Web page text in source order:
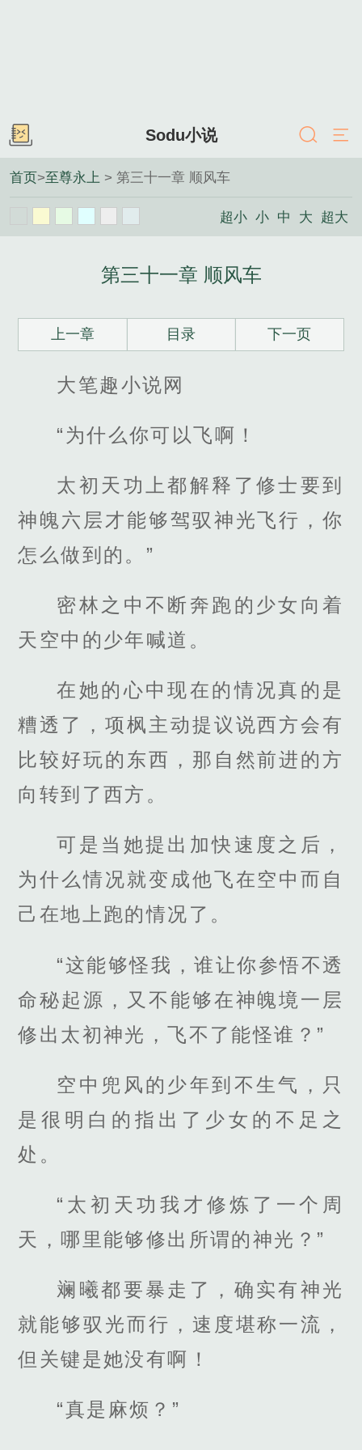
Sodu小说
首页>至尊永上 > 第三十一章 顺风车
超小 小 中 大 超大
第三十一章 顺风车
上一章 目录 下一页
大笔趣小说网
“为什么你可以飞啊！
太初天功上都解释了修士要到
神魄六层才能够驾驭神光飞行，你
怎么做到的。”
密林之中不断奔跑的少女向着
天空中的少年喊道。
在她的心中现在的情况真的是
糟透了，项枫主动提议说西方会有
比较好玩的东西，那自然前进的方
向转到了西方。
可是当她提出加快速度之后，
为什么情况就变成他飞在空中而自
己在地上跑的情况了。
“这能够怪我，谁让你参悟不透
命秘起源，又不能够在神魄境一层
修出太初神光，飞不了能怪谁？”
空中兜风的少年到不生气，只
是很明白的指出了少女的不足之
处。
“太初天功我才修炼了一个周
天，哪里能够修出所谓的神光？”
斓曦都要暴走了，确实有神光
就能够驭光而行，速度堪称一流，
但关键是她没有啊！
“真是麻烦？”